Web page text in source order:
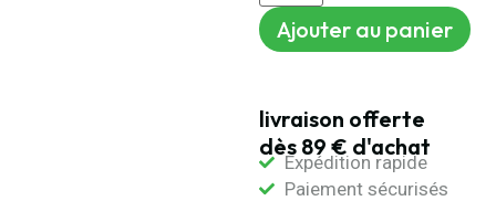
Ajouter au panier
livraison offerte
dès 89 € d'achat
Expédition rapide
Paiement sécurisés